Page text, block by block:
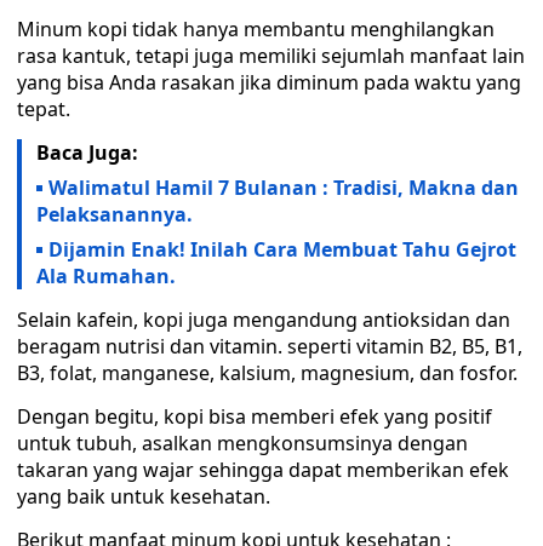
Minum kopi tidak hanya membantu menghilangkan
rasa kantuk, tetapi juga memiliki sejumlah manfaat lain
yang bisa Anda rasakan jika diminum pada waktu yang
tepat.
Baca Juga:
Walimatul Hamil 7 Bulanan : Tradisi, Makna dan
Pelaksanannya.
Dijamin Enak! Inilah Cara Membuat Tahu Gejrot
Ala Rumahan.
Selain kafein, kopi juga mengandung antioksidan dan
beragam nutrisi dan vitamin. seperti vitamin B2, B5, B1,
B3, folat, manganese, kalsium, magnesium, dan fosfor.
Dengan begitu, kopi bisa memberi efek yang positif
untuk tubuh, asalkan mengkonsumsinya dengan
takaran yang wajar sehingga dapat memberikan efek
yang baik untuk kesehatan.
Berikut manfaat minum kopi untuk kesehatan :